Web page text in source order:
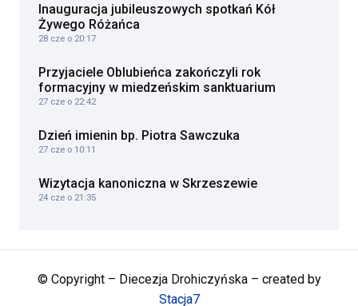
Inauguracja jubileuszowych spotkań Kół
Żywego Różańca
28 cze o 20:17
Przyjaciele Oblubieńca zakończyli rok
formacyjny w miedzeńskim sanktuarium
27 cze o 22:42
Dzień imienin bp. Piotra Sawczuka
27 cze o 10:11
Wizytacja kanoniczna w Skrzeszewie
24 cze o 21:35
© Copyright – Diecezja Drohiczyńska – created by
Stacja7